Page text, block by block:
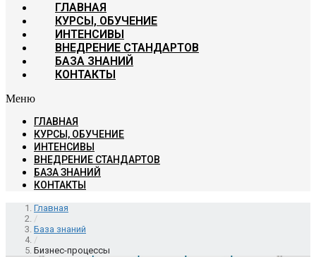
ГЛАВНАЯ
КУРСЫ, ОБУЧЕНИЕ
ИНТЕНСИВЫ
ВНЕДРЕНИЕ СТАНДАРТОВ
БАЗА ЗНАНИЙ
КОНТАКТЫ
Меню
ГЛАВНАЯ
КУРСЫ, ОБУЧЕНИЕ
ИНТЕНСИВЫ
ВНЕДРЕНИЕ СТАНДАРТОВ
БАЗА ЗНАНИЙ
КОНТАКТЫ
Главная
/
База знаний
/
Бизнес-процессы